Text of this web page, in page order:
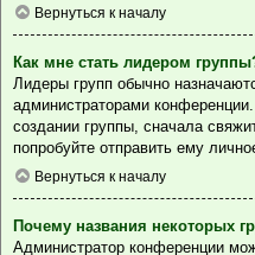
Вернуться к началу
Как мне стать лидером
Лидеры групп обычно
администраторами
создании группы, сначала
попробуйте отправить ему
Вернуться к началу
Почему названия некоторых
Администратор конференции